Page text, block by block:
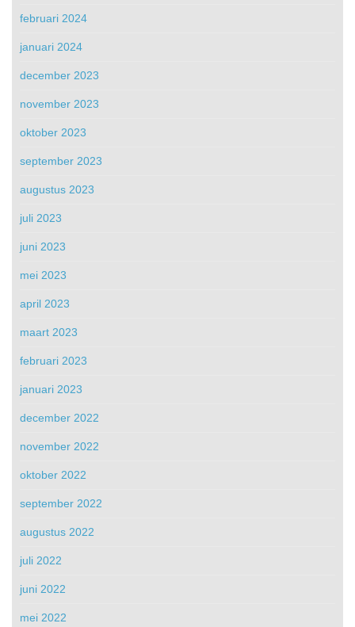
februari 2024
januari 2024
december 2023
november 2023
oktober 2023
september 2023
augustus 2023
juli 2023
juni 2023
mei 2023
april 2023
maart 2023
februari 2023
januari 2023
december 2022
november 2022
oktober 2022
september 2022
augustus 2022
juli 2022
juni 2022
mei 2022